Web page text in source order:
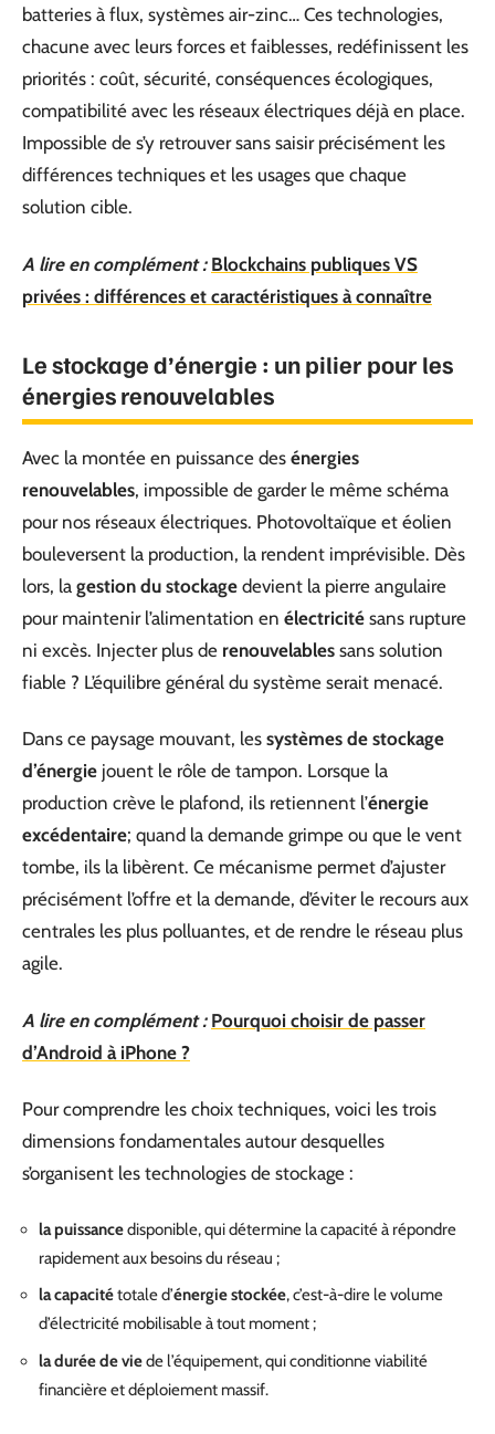
batteries à flux, systèmes air-zinc… Ces technologies,
chacune avec leurs forces et faiblesses, redéfinissent les
priorités : coût, sécurité, conséquences écologiques,
compatibilité avec les réseaux électriques déjà en place.
Impossible de s’y retrouver sans saisir précisément les
différences techniques et les usages que chaque
solution cible.
A lire en complément : Blockchains publiques VS
privées : différences et caractéristiques à connaître
Le stockage d’énergie : un pilier pour les
énergies renouvelables
Avec la montée en puissance des énergies
renouvelables, impossible de garder le même schéma
pour nos réseaux électriques. Photovoltaïque et éolien
bouleversent la production, la rendent imprévisible. Dès
lors, la gestion du stockage devient la pierre angulaire
pour maintenir l’alimentation en électricité sans rupture
ni excès. Injecter plus de renouvelables sans solution
fiable ? L’équilibre général du système serait menacé.
Dans ce paysage mouvant, les systèmes de stockage
d’énergie jouent le rôle de tampon. Lorsque la
production crève le plafond, ils retiennent l’énergie
excédentaire; quand la demande grimpe ou que le vent
tombe, ils la libèrent. Ce mécanisme permet d’ajuster
précisément l’offre et la demande, d’éviter le recours aux
centrales les plus polluantes, et de rendre le réseau plus
agile.
A lire en complément : Pourquoi choisir de passer
d’Android à iPhone ?
Pour comprendre les choix techniques, voici les trois
dimensions fondamentales autour desquelles
s’organisent les technologies de stockage :
la puissancedisponible, qui détermine la capacité à répondre
rapidement aux besoins du réseau ;
la capacitétotale d’énergie stockée, c’est-à-dire le volume
d’électricité mobilisable à tout moment ;
la durée de viede l’équipement, qui conditionne viabilité
financière et déploiement massif.